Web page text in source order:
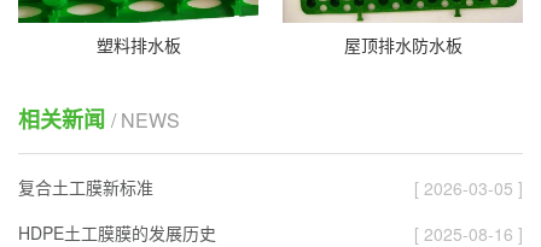
塑料排水板 屋顶排水防水板
相关新闻 / NEWS
复合土工膜新标准
[ 2026-03-05 ]
HDPE土工膜膜的发展历史
[ 2025-08-16 ]